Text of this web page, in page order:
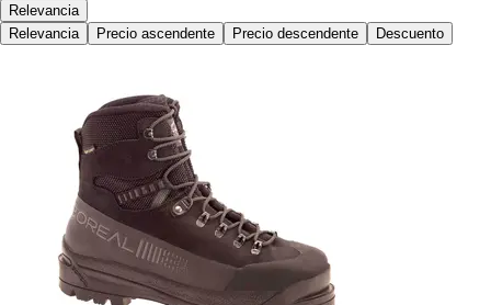
Relevancia
Relevancia
Precio ascendente Precio descendente Descuento